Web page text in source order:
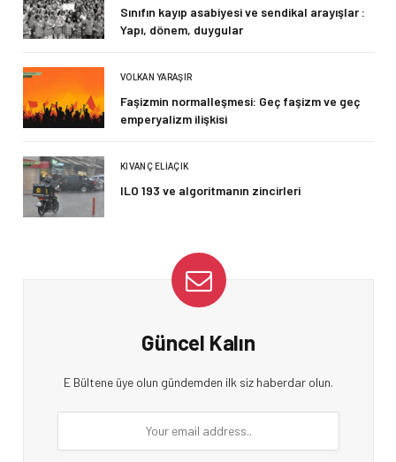
Sınıfın kayıp asabiyesi ve sendikal arayışlar :
Yapı, dönem, duygular
VOLKAN YARAŞIR
Faşizmin normalleşmesi: Geç faşizm ve geç
emperyalizm ilişkisi
KIVANÇ ELIAÇIK
ILO 193 ve algoritmanın zincirleri
Güncel Kalın
E Bültene üye olun gündemden ilk siz haberdar olun.